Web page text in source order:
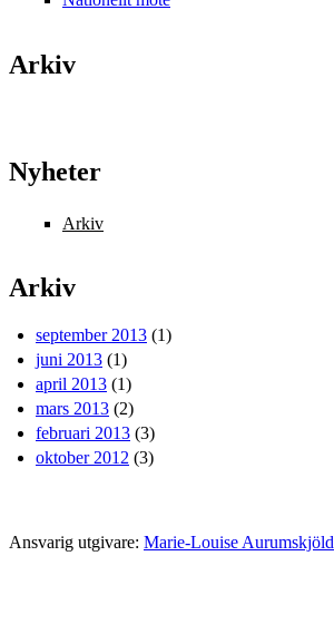
Arkiv
Nyheter
Arkiv
Arkiv
september 2013 (1)
juni 2013 (1)
april 2013 (1)
mars 2013 (2)
februari 2013 (3)
oktober 2012 (3)
Ansvarig utgivare: Marie-Louise Aurumskjöld